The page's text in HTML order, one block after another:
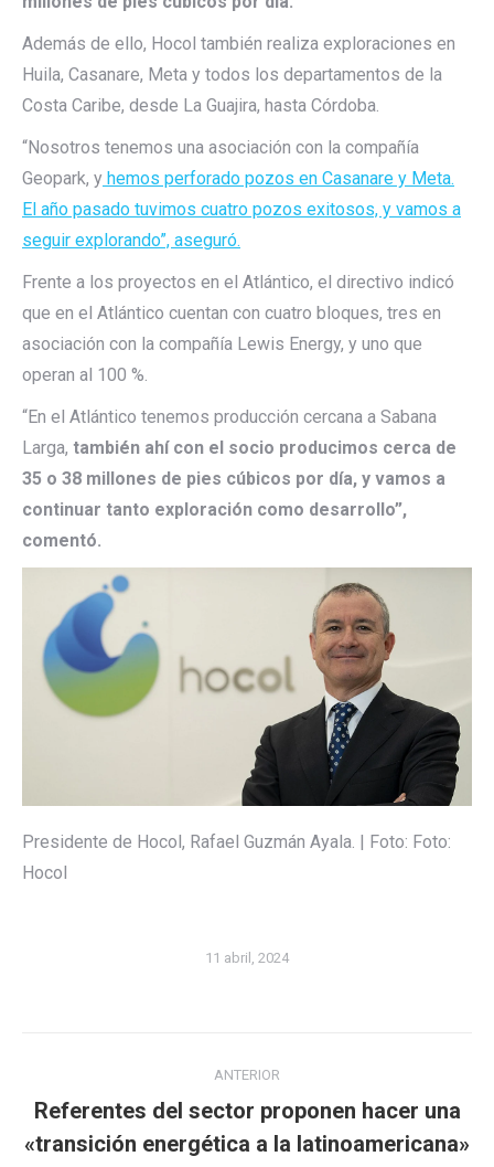
Además de ello, Hocol también realiza exploraciones en
Huila, Casanare, Meta y todos los departamentos de la
Costa Caribe, desde La Guajira, hasta Córdoba.
“Nosotros tenemos una asociación con la compañía
Geopark, y hemos perforado pozos en Casanare y Meta.
El año pasado tuvimos cuatro pozos exitosos, y vamos a
seguir explorando”, aseguró.
Frente a los proyectos en el Atlántico, el directivo indicó
que en el Atlántico cuentan con cuatro bloques, tres en
asociación con la compañía Lewis Energy, y uno que
operan al 100 %.
“En el Atlántico tenemos producción cercana a Sabana
Larga, también ahí con el socio producimos cerca de
35 o 38 millones de pies cúbicos por día, y vamos a
continuar tanto exploración como desarrollo”,
comentó.
Presidente de Hocol, Rafael Guzmán Ayala. | Foto: Foto:
Hocol
11 abril, 2024
entre
publicaciones
ANTERIOR
Publicación
anterior:
Referentes del sector proponen hacer una
«transición energética a la latinoamericana»